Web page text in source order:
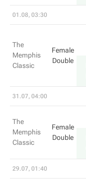
01.08, 03:30
The
Memphis
Classic
Female
Double
31.07, 04:00
The
Memphis
Classic
Female
Double
29.07, 01:40